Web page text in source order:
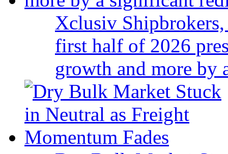
Xclusiv
first half of 2026
growth and more